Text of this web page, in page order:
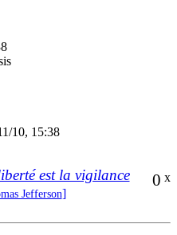
10, 15:38
0 x
est la vigilance
Jefferson]